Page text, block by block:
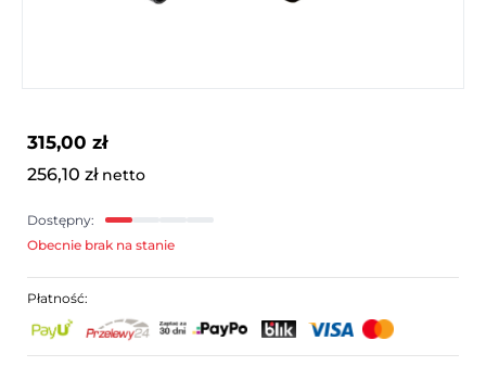
315,00 zł
256,10 zł netto
Dostępny:
Obecnie brak na stanie
Płatność: